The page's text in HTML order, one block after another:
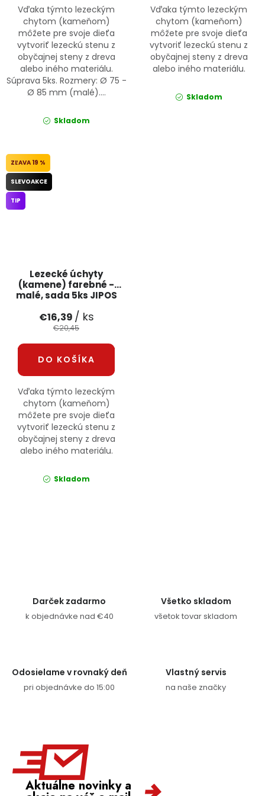
Vďaka týmto lezeckým
chytom (kameňom)
môžete pre svoje dieťa
vytvoriť lezeckú stenu z
obyčajnej steny z dreva
alebo iného materiálu.
Súprava 5ks. Rozmery: Ø 75 -
Ø 85 mm (malé)....
Skladom
Vďaka týmto lezeckým
chytom (kameňom)
môžete pre svoje dieťa
vytvoriť lezeckú stenu z
obyčajnej steny z dreva
alebo iného materiálu.
Skladom
Lezecké úchyty
(kamene) farebné -
malé, sada 5ks JIPOS
19 %
SLEVOAKCE
TIP
€16,39 / ks
€20,45
DO KOŠÍKA
Vďaka týmto lezeckým
chytom (kameňom)
môžete pre svoje dieťa
vytvoriť lezeckú stenu z
obyčajnej steny z dreva
alebo iného materiálu.
Skladom
Darček zadarmo
k objednávke nad €40
Všetko skladom
všetok tovar skladom
Odosielame v rovnaký deň
pri objednávke do 15:00
Vlastný servis
na naše značky
Aktuálne novinky a